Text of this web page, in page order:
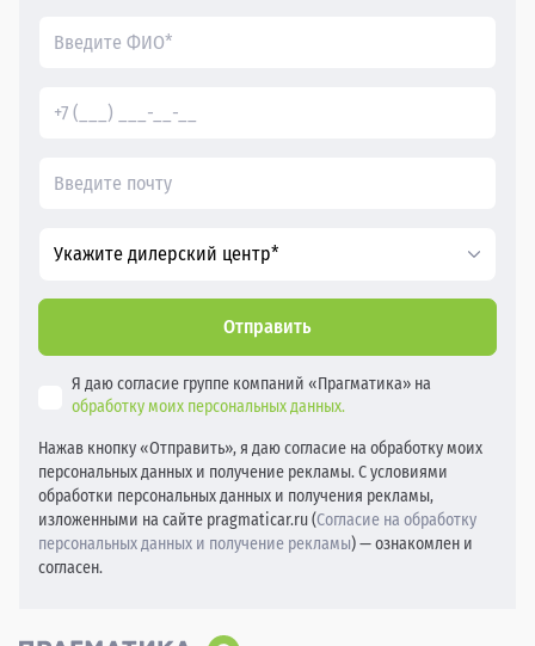
Укажите дилерский центр*
Отправить
Я даю согласие группе компаний «Прагматика» на
обработку моих персональных данных.
Нажав кнопку «Отправить», я даю согласие на обработку моих
персональных данных и получение рекламы. С условиями
обработки персональных данных и получения рекламы,
изложенными на сайте pragmaticar.ru (Согласие на обработку
персональных данных и получение рекламы) — ознакомлен и
согласен.